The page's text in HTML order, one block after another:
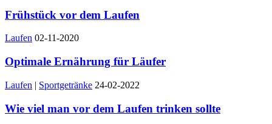
Frühstück vor dem Laufen
Laufen 02-11-2020
Optimale Ernährung für Läufer
Laufen | Sportgetränke 24-02-2022
Wie viel man vor dem Laufen trinken sollte